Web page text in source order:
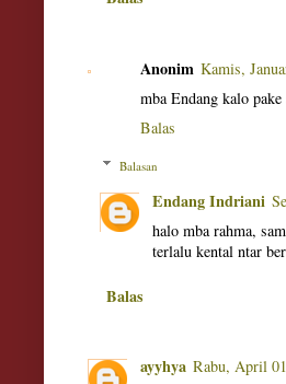
Anonim Kamis,
mba Endang kalo
Balas
Balasan
Endang Indriani
halo mba rahma,
terlalu kental ntar
Balas
ayyhya Rabu, April